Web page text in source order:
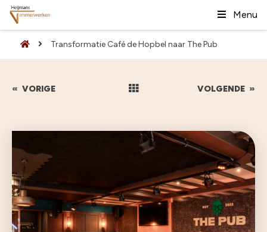
Menu
Transformatie Café de Hopbel naar The Pub
« VORIGE VOLGENDE »